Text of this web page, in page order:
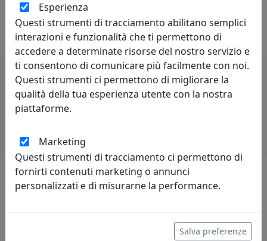
capacità di stare al passo con la concorrenza. Lo spirito
di rivalità è proprio di chi è competitivo.
Potrebbero interessarti
Lascia una recensione
Esperienza
Questi strumenti di tracciamento abilitano semplici
interazioni e funzionalità che ti permettono di
accedere a determinate risorse del nostro servizio e
ti consentono di comunicare più facilmente con noi.
Questi strumenti ci permettono di migliorare la
qualità della tua esperienza utente con la nostra
piattaforme.
Marketing
Questi strumenti di tracciamento ci permettono di
fornirti contenuti marketing o annunci
personalizzati e di misurarne la performance.
Salva preferenze